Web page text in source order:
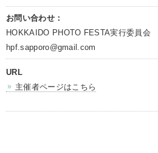
お問い合わせ：
HOKKAIDO PHOTO FESTA実行委員会
hpf.sapporo@gmail.com
URL
主催者ページはこちら